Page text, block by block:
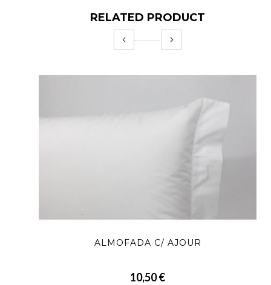
RELATED PRODUCT
ALMOFADA C/ AJOUR
10,50 €